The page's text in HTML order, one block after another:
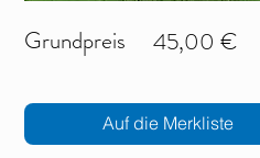
Grundpreis 45,00 €
Auf die Merkliste